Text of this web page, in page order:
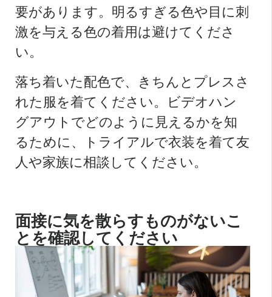
要があります。明るすぎる色や目に刺
激を与える色の着用は避けてくださ
い。
落ち着いた配色で、きちんとプレスさ
れた服を着てください。ビデオハン
グアウトでどのように見えるかを知
るために、トライアルで衣装を着て友
人や家族に相談してください。
面接に気を散らすものがないこ
とを確認してください